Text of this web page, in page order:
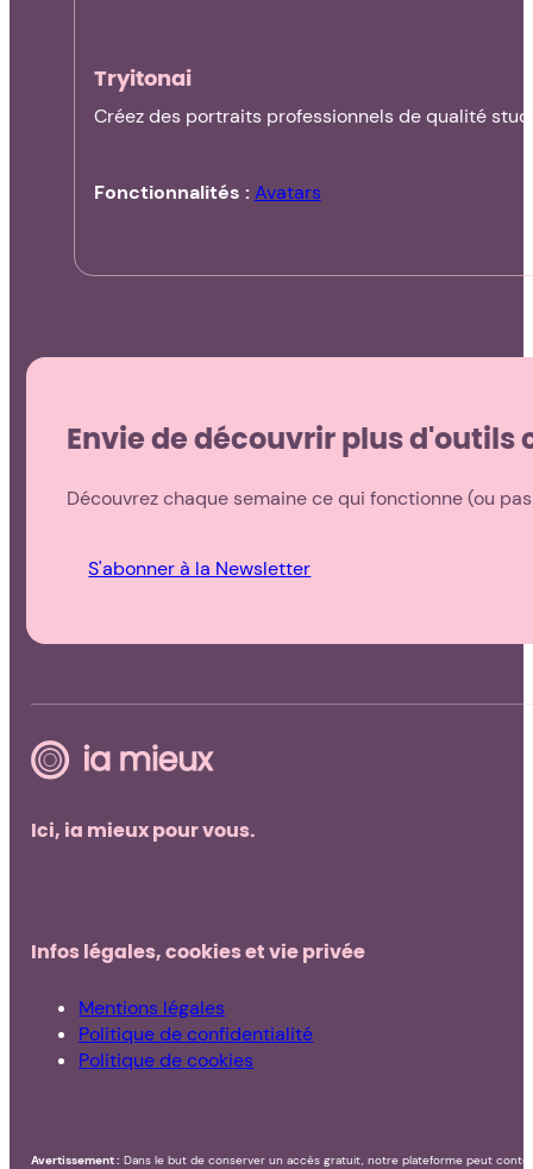
Tryitonai
Créez des portraits professionnels de qualité
Fonctionnalités : Avatars
Envie de découvrir plus d'outils
Découvrez chaque semaine ce qui fonctionne (ou
S'abonner à la Newsletter
Ici, ia mieux pour vous.
Infos légales, cookies et vie privée
Mentions légales
Politique de confidentialité
Politique de cookies
Avertissement : Dans le but de conserver un accès gratuit, notre plateforme peut